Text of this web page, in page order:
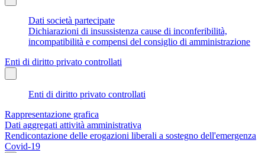
Dati società partecipate
Dichiarazioni di insussistenza cause di inconferibilità,
incompatibilità e compensi del consiglio di amministrazione
Enti di diritto privato controllati
Enti di diritto privato controllati
Rappresentazione grafica
Dati aggregati attività amministrativa
Rendicontazione delle erogazioni liberali a sostegno dell'emergenza
Covid-19